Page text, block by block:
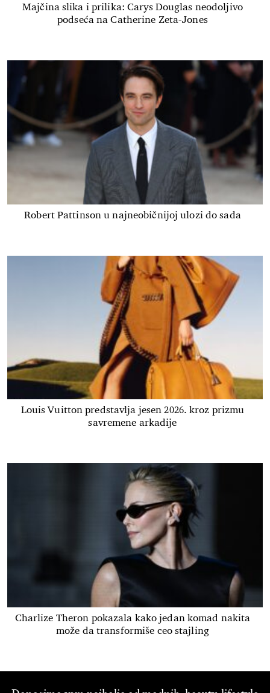
Majčina slika i prilika: Carys Douglas neodoljivo
podseća na Catherine Zeta-Jones
Robert Pattinson u najneobičnijoj ulozi do sada
Louis Vuitton predstavlja jesen 2026. kroz prizmu
savremene arkadije
Charlize Theron pokazala kako jedan komad nakita
može da transformiše ceo stajling